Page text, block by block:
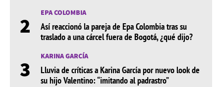
2 EPA COLOMBIA
Así reaccionó la pareja de Epa Colombia tras su
traslado a una cárcel fuera de Bogotá, ¿qué dijo?
3 KARINA GARCÍA
Lluvia de críticas a Karina García por nuevo look de
su hijo Valentino: “imitando al padrastro”